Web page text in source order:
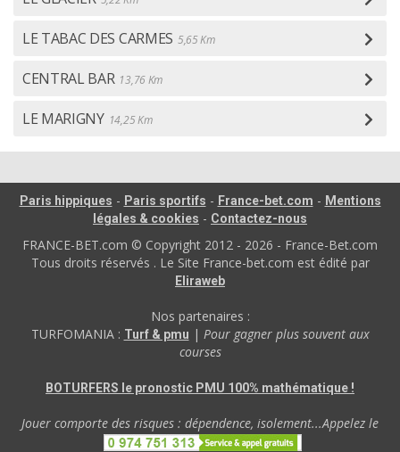
LE TABAC DES CARMES 5,65 Km
CENTRAL BAR 13,76 Km
LE MARIGNY 14,25 Km
Paris hippiques - Paris sportifs - France-bet.com - Mentions
légales & cookies - Contactez-nous
FRANCE-BET.com © Copyright 2012 - 2026 - France-Bet.com
Tous droits réservés . Le Site France-bet.com est édité par
Eliraweb
Nos partenaires :
TURFOMANIA : Turf & pmu | Pour gagner plus souvent aux
courses
BOTURFERS le pronostic PMU 100% mathématique !
Jouer comporte des risques : dépendence, isolement...Appelez le